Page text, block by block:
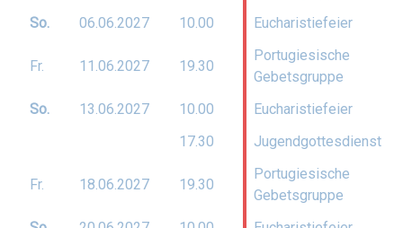
So.
06.06.2027 10.00 Eucharistiefeier
Fr. 11.06.2027 19.30
Portugiesische
Gebetsgruppe
So.
13.06.2027 10.00
Eucharistiefeier
17.30
Jugendgottesdienst
Fr. 18.06.2027 19.30
Portugiesische
Gebetsgruppe